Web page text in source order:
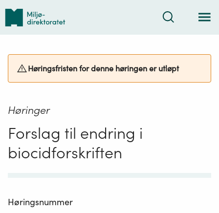
Tilbake
forsiden
Søk
Høringsfristen for denne høringen er utløpt
Høringer
Forslag til endring i
biocidforskriften
Høringsnummer